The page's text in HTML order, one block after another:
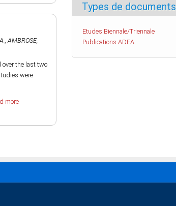
,AMBROSE,
the last two
were
more
Types de documents
Etudes Biennale/Triennale
Publications ADEA